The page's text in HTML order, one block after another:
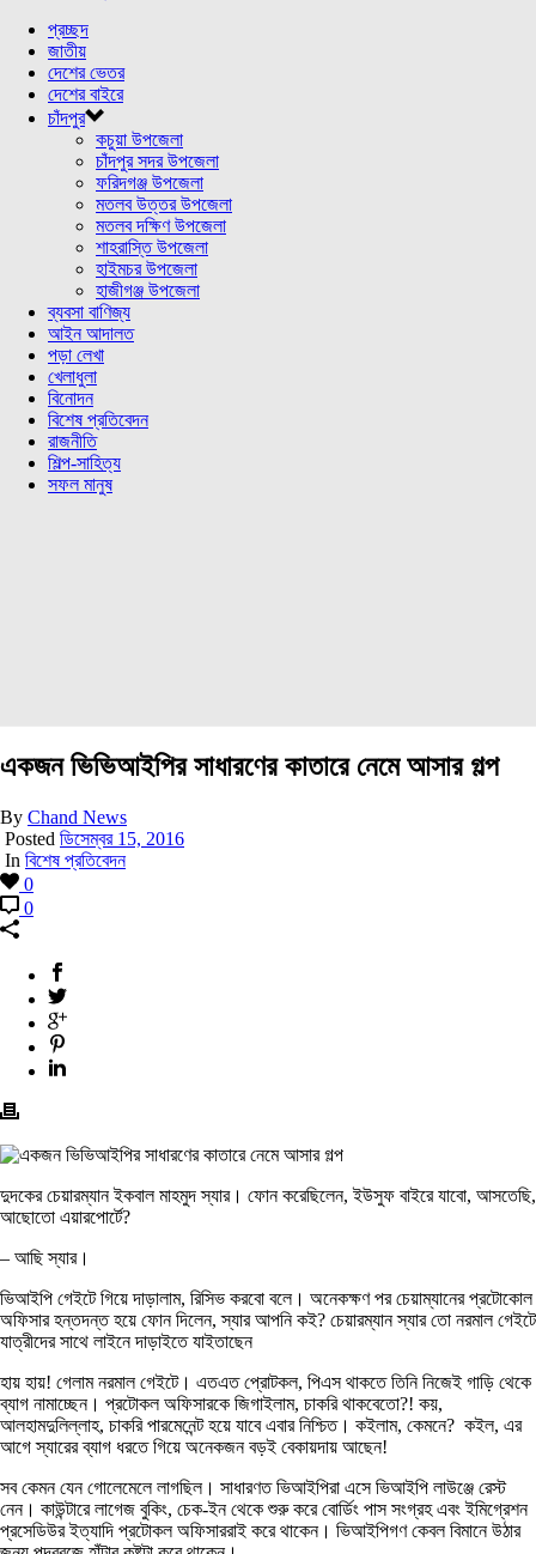
প্রচ্ছদ
জাতীয়
দেশের ভেতর
দেশের বাইরে
চাঁদপুর
কচুয়া উপজেলা
চাঁদপুর সদর উপজেলা
ফরিদগঞ্জ উপজেলা
মতলব উত্তর উপজেলা
মতলব দক্ষিণ উপজেলা
শাহরাস্তি উপজেলা
হাইমচর উপজেলা
হাজীগঞ্জ উপজেলা
ব্যবসা বাণিজ্য
আইন আদালত
পড়া লেখা
খেলাধুলা
বিনোদন
বিশেষ প্রতিবেদন
রাজনীতি
শিল্প-সাহিত্য
সফল মানুষ
একজন ভিভিআইপির সাধারণের কাতারে নেমে আসার গল্প
By Chand News
Posted ডিসেম্বর 15, 2016
In বিশেষ প্রতিবেদন
0
0
দুদকের চেয়ারম্যান ইকবাল মাহমুদ স্যার। ফোন করেছিলেন, ইউসুফ বাইরে যাবো, আসতেছি,
আছোতো এয়ারপোর্টে?
– আছি স্যার।
ভিআইপি গেইটে গিয়ে দাড়ালাম, রিসিভ করবো বলে। অনেকক্ষণ পর চেয়াম্যানের প্রটোকোল
অফিসার হন্তদন্ত হয়ে ফোন দিলেন, স্যার আপনি কই? চেয়ারম্যান স্যার তো নরমাল গেইটে
যাত্রীদের সাথে লাইনে দাড়াইতে যাইতাছেন
হায় হায়! গেলাম নরমাল গেইটে। এতএত প্রোটকল, পিএস থাকতে তিনি নিজেই গাড়ি থেকে
ব্যাগ নামাচ্ছেন। প্রটোকল অফিসারকে জিগাইলাম, চাকরি থাকবেতো?! কয়,
আলহামদুলিল্লাহ, চাকরি পারমেনেন্ট হয়ে যাবে এবার নিশ্চিত। কইলাম, কেমনে? কইল, এর
আগে স্যারের ব্যাগ ধরতে গিয়ে অনেকজন বড়ই বেকায়দায় আছেন!
সব কেমন যেন গোলেমেলে লাগছিল। সাধারণত ভিআইপিরা এসে ভিআইপি লাউঞ্জে রেস্ট
নেন। কাউন্টারে লাগেজ বুকিং, চেক-ইন থেকে শুরু করে বোর্ডিং পাস সংগ্রহ এবং ইমিগ্রেশন
প্রসেডিউর ইত্যাদি প্রটোকল অফিসাররাই করে থাকেন। ভিআইপিগণ কেবল বিমানে উঠার